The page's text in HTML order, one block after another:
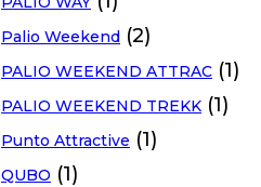
Palio Weekend (2)
PALIO WEEKEND ATTRAC (1)
PALIO WEEKEND TREKK (1)
Punto Attractive (1)
QUBO (1)